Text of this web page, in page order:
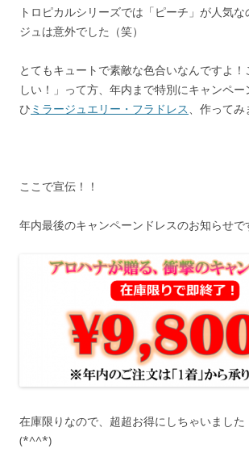
トロピカルシリーズでは「ピーチ」が人気
ジュは意外でした（笑）
とてもキュートで素敵な色合いなんですよ
しい！」って方、年内まで特別にキャンペ
ひ ミラージュエリー・フラドレス、作ってみ
ここで宣伝！！
年内最後のキャンペーンドレスのお知らせで
在庫限りなので、超超お得にしちゃいました
(*^^*)